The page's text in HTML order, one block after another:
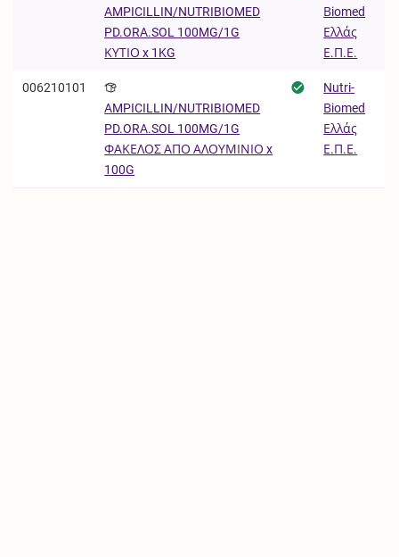
AMPICILLIN/NUTRIBIOMED
PD.ORA.SOL 100MG/1G
ΚΥΤΙΟ x 1KG
Βiomed
Ελλάς
Ε.Π.Ε.
006210101
AMPICILLIN/NUTRIBIOMED
PD.ORA.SOL 100MG/1G
ΦΑΚΕΛΟΣ ΑΠΟ ΑΛΟΥΜΙΝΙΟ x
100G
Nutri-
Βiomed
Ελλάς
Ε.Π.Ε.